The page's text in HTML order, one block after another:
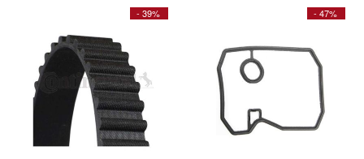
- 39% - 47%